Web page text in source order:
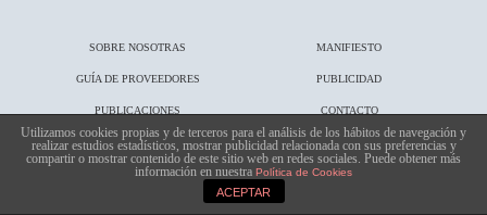
SOBRE NOSOTRAS MANIFIESTO
GUÍA DE PROVEEDORES PUBLICIDAD
PUBLICACIONES CONTACTO
Copyright 2026 ©atodoconfetti· todos los derechos reservados |aviso legal|política
de privacidad|política de cookies
Utilizamos cookies propias y de terceros para el análisis de los hábitos de navegación y
realizar estudios estadísticos, mostrar publicidad relacionada con sus preferencias y
compartir o mostrar contenido de este sitio web en redes sociales. Puede obtener más
información en nuestra Política de Cookies
ACEPTAR